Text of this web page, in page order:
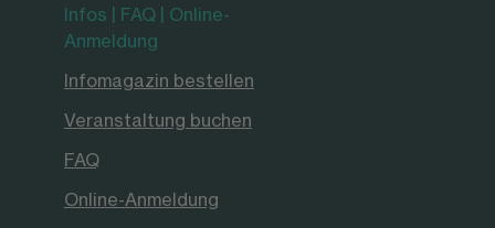
Infos | FAQ | Online-
Anmeldung
Infomagazin bestellen
Veranstaltung buchen
FAQ
Online-Anmeldung